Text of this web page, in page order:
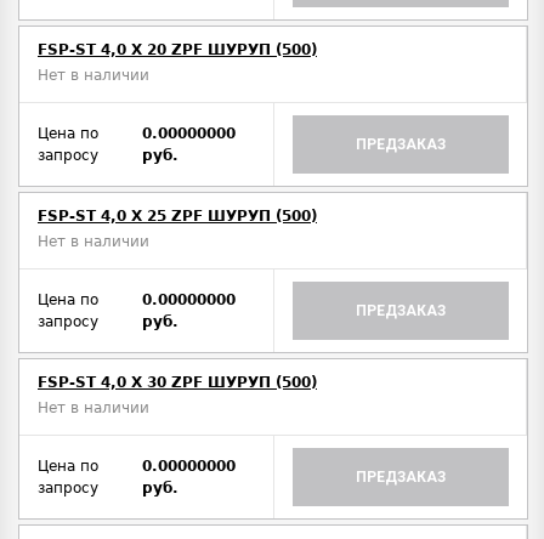
FSP-ST 4,0 X 20 ZPF ШУРУП (500)
Нет в наличии
Цена по
запросу
0.00000000
руб.
ПРЕДЗАКАЗ
FSP-ST 4,0 X 25 ZPF ШУРУП (500)
Нет в наличии
Цена по
запросу
0.00000000
руб.
ПРЕДЗАКАЗ
FSP-ST 4,0 X 30 ZPF ШУРУП (500)
Нет в наличии
Цена по
запросу
0.00000000
руб.
ПРЕДЗАКАЗ